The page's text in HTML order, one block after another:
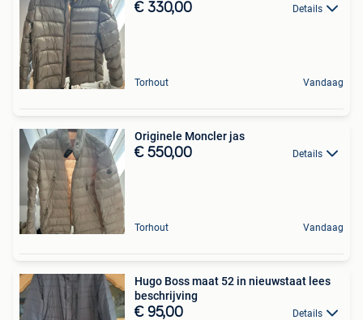
€ 330,00 Details
Torhout Vandaag
Originele Moncler jas
€ 550,00 Details
Torhout Vandaag
Hugo Boss maat 52 in nieuwstaat lees
beschrijving
€ 95,00 Details